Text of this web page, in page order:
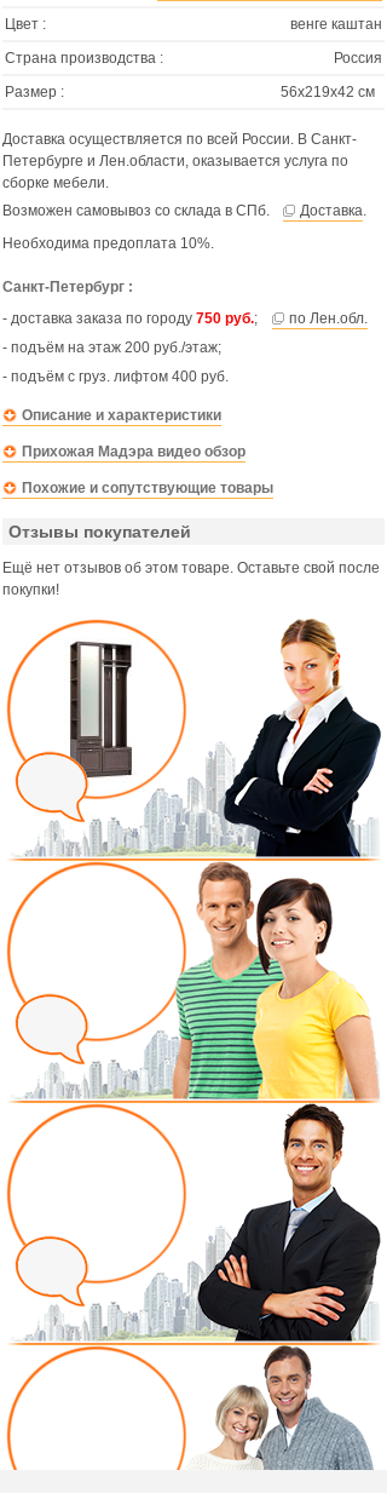
Цвет :
венге каштан
Страна производства :
Россия
Размер :
56х219х42 см
Доставка осуществляется по всей России. В Санкт-
Петербурге и Лен.области, оказывается услуга по
сборке мебели.
Возможен самовывоз со склада в СПб.
Доставка.
Необходима предоплата 10%.
Санкт-Петербург :
- доставка заказа по городу 750 руб.;
по Лен.обл.
- подъём на этаж 200 руб./этаж;
- подъём с груз. лифтом 400 руб.
Описание и характеристики
Прихожая Мадэра видео обзор
Похожие и сопутствующие товары
Отзывы покупателей
Ещё нет отзывов об этом товаре. Оставьте свой после
покупки!